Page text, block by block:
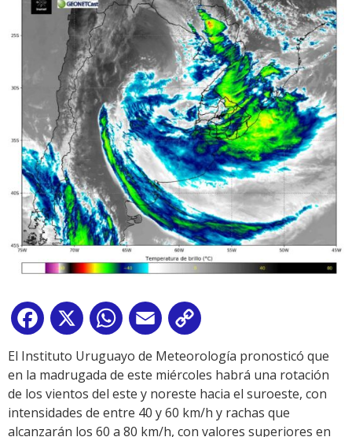
Facebook
X WhatsApp
Email
Link
El Instituto Uruguayo de Meteorología pronosticó que
en la madrugada de este miércoles habrá una rotación
de los vientos del este y noreste hacia el suroeste, con
intensidades de entre 40 y 60 km/h y rachas que
alcanzarán los 60 a 80 km/h, con valores superiores en